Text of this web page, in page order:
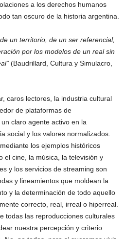
a los derechos humanos
tan oscuro de la historia argentina.
un territorio, de un ser referencial,
por los modelos de un real sin
(Baudrillard, Cultura y Simulacro,
caros lectores, la industria cultural
de plataformas de
claro agente activo en la
social y los valores normalizados.
los ejemplos históricos
el cine, la música, la televisión y
y los servicios de streaming son
y lineamientos que moldean la
y la determinación de todo aquello
correcto, real, irreal o hiperreal.
todas las reproducciones culturales
nuestra percepción y criterio